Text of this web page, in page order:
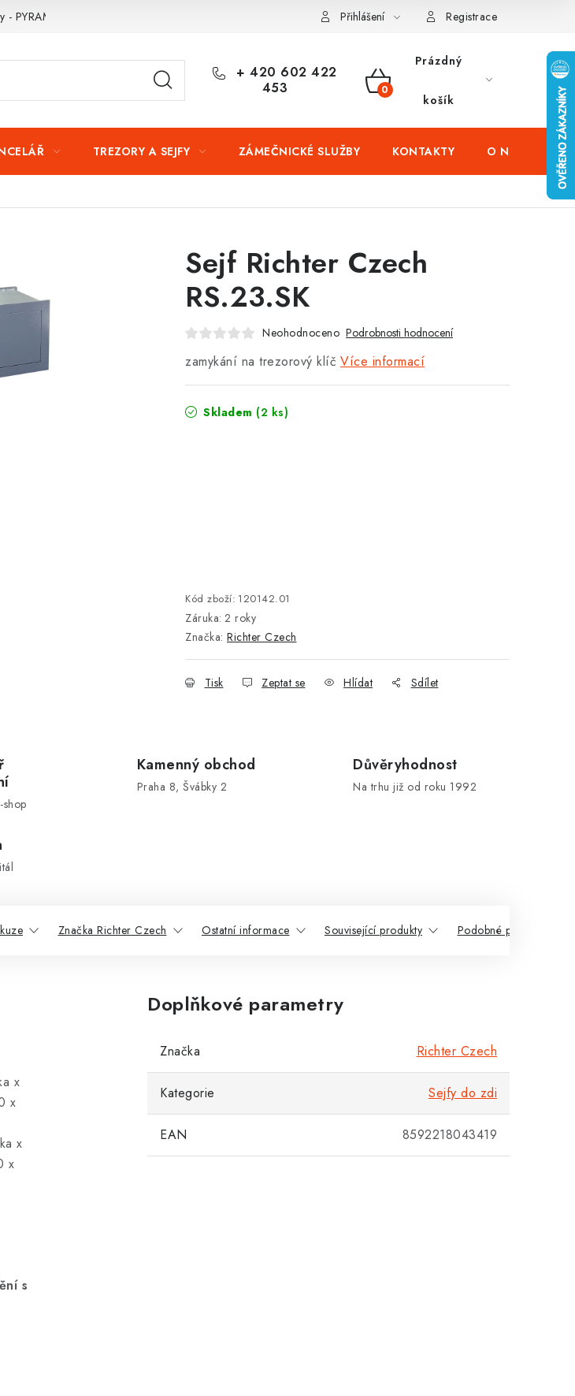
PYRAMIDA BEZPEČNOSTI Zabezpečení firem (administrativních budov) a
Přihlášení Registrace
+ 420 602 422
453
NÁKUPNÍ
Prázdný
košík
TREZORY A SEJFY ZÁMEČNICKÉ SLUŽBY KONTAKTY O NÁS
Sejf Richter Czech
RS.23.SK
Neohodnoceno Podrobnosti hodnocení
zamykání na trezorový klíč Více informací
Skladem (2 ks)
Kód zboží: 120142.01
Záruka: 2 roky
Značka: Richter Czech
Tisk Zeptat se Hlídat Sdílet
Kamenný obchod
Praha 8, Švábky 2
Důvěryhodnost
Na trhu již od roku 1992
Značka Richter Czech Ostatní informace Související produkty Podobné produkty
x
x
x
x
s
Doplňkové parametry
Značka Richter Czech
Kategorie Sejfy do zdi
EAN 8592218043419